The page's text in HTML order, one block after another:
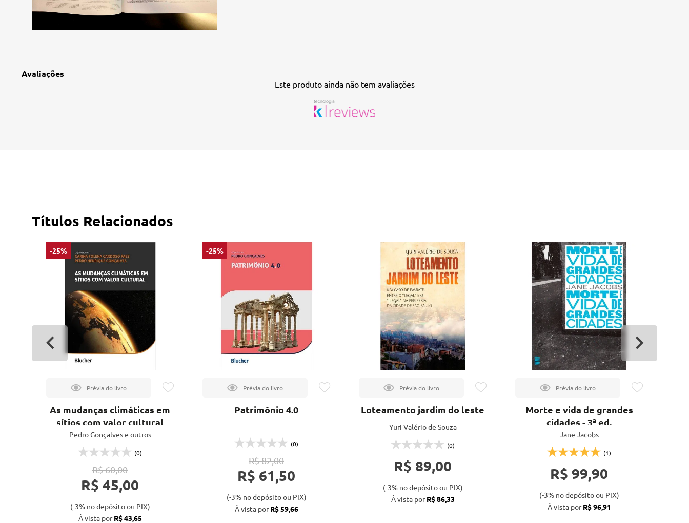
Avaliações
Este produto ainda não tem avaliações
Títulos Relacionados
-25%
As mudanças climáticas em
sítios com valor cultural
Pedro Gonçalves e outros
(0)
R$ 60,00
R$ 45,00
(-3% no depósito ou PIX)
À vista porR$ 43,65
-25%
Patrimônio 4.0
(0)
R$ 82,00
R$ 61,50
(-3% no depósito ou PIX)
À vista porR$ 59,66
Loteamento jardim do leste
Yuri Valério de Souza
(0)
R$ 89,00
(-3% no depósito ou PIX)
À vista porR$ 86,33
Morte e vida de grandes
cidades - 3ª ed.
Jane Jacobs
(1)
R$ 99,90
(-3% no depósito ou PIX)
À vista porR$ 96,91